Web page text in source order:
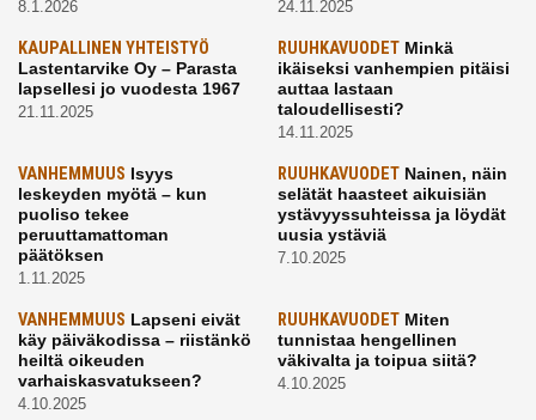
8.1.2026 24.11.2025
KAUPALLINEN YHTEISTYÖ
Lastentarvike Oy – Parasta
lapsellesi jo vuodesta 1967
21.11.2025
RUUHKAVUODETMinkä
ikäiseksi vanhempien pitäisi
auttaa lastaan
taloudellisesti?
14.11.2025
VANHEMMUUS Isyys
leskeyden myötä – kun
puoliso tekee
peruuttamattoman
päätöksen
1.11.2025
RUUHKAVUODETNainen, näin
selätät haasteet aikuisiän
ystävyyssuhteissa ja löydät
uusia ystäviä
7.10.2025
VANHEMMUUS Lapseni eivät
käy päiväkodissa – riistänkö
heiltä oikeuden
varhaiskasvatukseen?
4.10.2025
RUUHKAVUODETMiten
tunnistaa hengellinen
väkivalta ja toipua siitä?
4.10.2025